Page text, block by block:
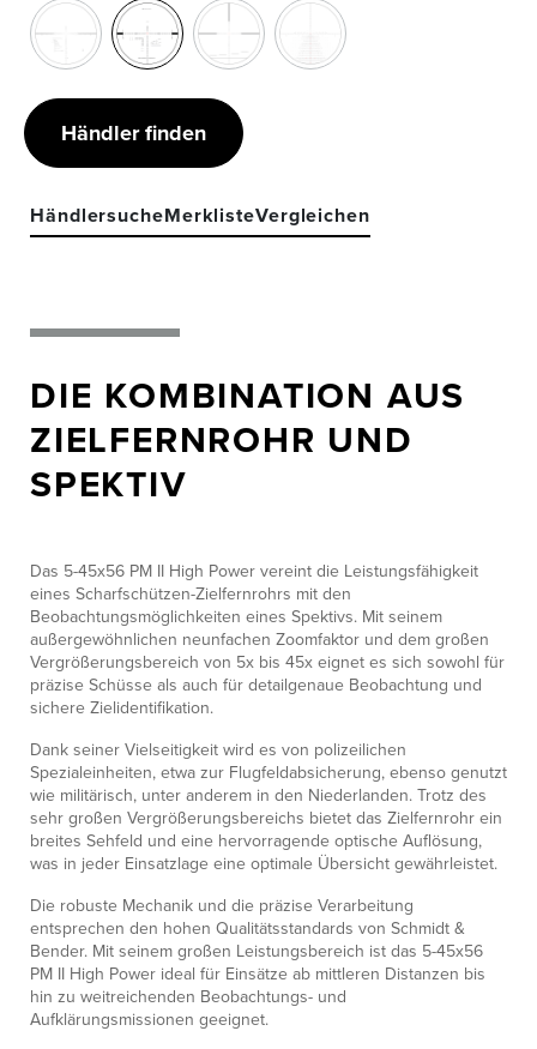
Händler finden
HändlersucheMerklisteVergleichen
DIE KOMBINATION AUS
ZIELFERNROHR UND
SPEKTIV
Das 5-45x56 PM II High Power vereint die Leistungsfähigkeit
eines Scharfschützen-Zielfernrohrs mit den
Beobachtungsmöglichkeiten eines Spektivs. Mit seinem
außergewöhnlichen neunfachen Zoomfaktor und dem großen
Vergrößerungsbereich von 5x bis 45x eignet es sich sowohl für
präzise Schüsse als auch für detailgenaue Beobachtung und
sichere Zielidentifikation.
Dank seiner Vielseitigkeit wird es von polizeilichen
Spezialeinheiten, etwa zur Flugfeldabsicherung, ebenso genutzt
wie militärisch, unter anderem in den Niederlanden. Trotz des
sehr großen Vergrößerungsbereichs bietet das Zielfernrohr ein
breites Sehfeld und eine hervorragende optische Auflösung,
was in jeder Einsatzlage eine optimale Übersicht gewährleistet.
Die robuste Mechanik und die präzise Verarbeitung
entsprechen den hohen Qualitätsstandards von Schmidt &
Bender. Mit seinem großen Leistungsbereich ist das 5-45x56
PM II High Power ideal für Einsätze ab mittleren Distanzen bis
hin zu weitreichenden Beobachtungs- und
Aufklärungsmissionen geeignet.